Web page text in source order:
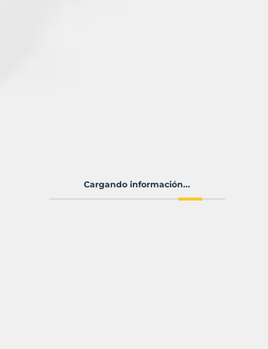
Cargando información...